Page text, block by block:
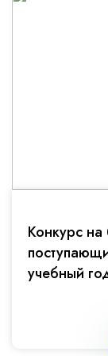
Конкурс
учебный